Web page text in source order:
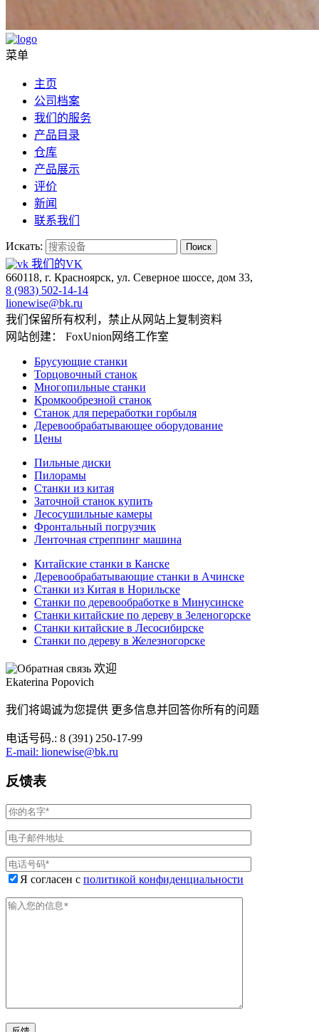
菜单
主页
公司档案
我们的服务
产品目录
仓库
产品展示
评价
新闻
联系我们
Искать: Поиск
我们的VK
660118, г. Красноярск, ул. Северное шоссе, дом 33,
8 (983) 502-14-14
lionewise@bk.ru
我们保留所有权利，禁止从网站上复制资料
网站创建： FoxUnion网络工作室
Брусующие станки
Торцовочный станок
Многопильные станки
Кромкообрезной станок
Станок для переработки горбыля
Деревообрабатывающее оборудование
Цены
Пильные диски
Пилорамы
Станки из китая
Заточной станок купить
Лесосушильные камеры
Фронтальный погрузчик
Ленточная стреппинг машина
Китайские станки в Канске
Деревообрабатывающие станки в Ачинске
Станки из Китая в Норильске
Станки по деревообработке в Минусинске
Станки китайские по дереву в Зеленогорске
Станки китайские в Лесосибирске
Станки по дереву в Железногорске
欢迎
Ekaterina Popovich
我们将竭诚为您提供 更多信息并回答你所有的问题
电话号码.: 8 (391) 250-17-99
E-mail: lionewise@bk.ru
反馈表
Я согласен с политикой конфиденциальности